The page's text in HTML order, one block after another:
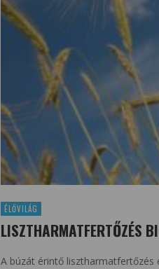
ÉLŐVILÁG
LISZTHARMATFERTŐZÉS
A búzát érintő